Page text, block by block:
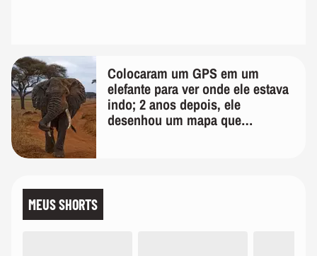
Colocaram um GPS em um
elefante para ver onde ele estava
indo; 2 anos depois, ele
desenhou um mapa que
MEUS SHORTS